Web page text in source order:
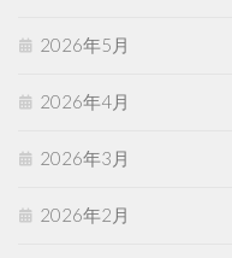
2026年5月
2026年4月
2026年3月
2026年2月